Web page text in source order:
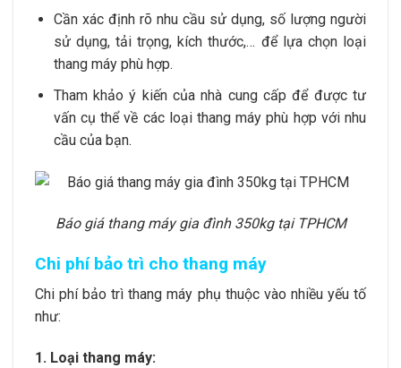
Cần xác định rõ nhu cầu sử dụng, số lượng người
sử dụng, tải trọng, kích thước,… để lựa chọn loại
thang máy phù hợp.
Tham khảo ý kiến của nhà cung cấp để được tư
vấn cụ thể về các loại thang máy phù hợp với nhu
cầu của bạn.
Báo giá thang máy gia đình 350kg tại TPHCM
Chi phí bảo trì cho thang máy
Chi phí bảo trì thang máy phụ thuộc vào nhiều yếu tố
như:
1. Loại thang máy: